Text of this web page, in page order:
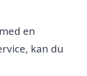
en
kan du